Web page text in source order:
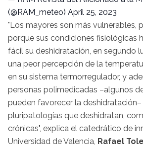
(@RAM_meteo) April 25, 2023
"Los mayores son más vulnerables,
porque sus condiciones fisiológicas
fácil su deshidratación, en segundo
una peor percepción de la
en su sistema termorregulador, y
personas polimedicadas –algunos
pueden favorecer la
pluripatologías que deshidratan,
crónicas", explica el catedrático de
Universidad de Valencia, Rafael